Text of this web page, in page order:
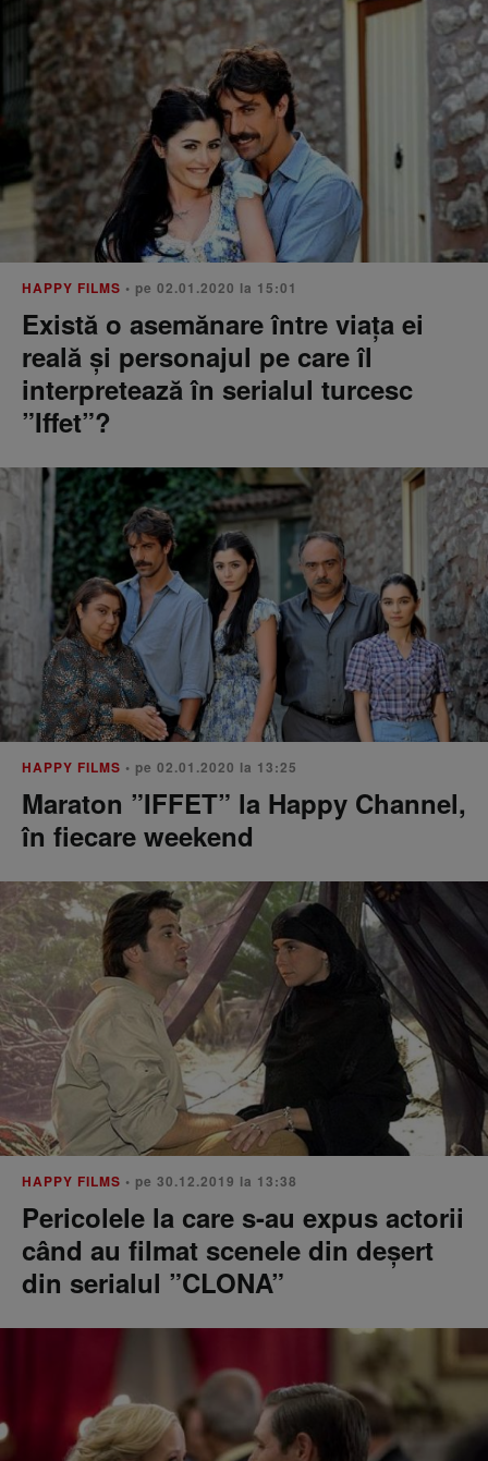
HAPPY FILMS • pe 02.01.2020 la 15:01
Există o asemănare între viața ei
reală și personajul pe care îl
interpretează în serialul turcesc
”Iffet”?
HAPPY FILMS • pe 02.01.2020 la 13:25
Maraton ”IFFET” la Happy Channel,
în fiecare weekend
HAPPY FILMS • pe 30.12.2019 la 13:38
Pericolele la care s-au expus actorii
când au filmat scenele din deșert
din serialul ”CLONA”